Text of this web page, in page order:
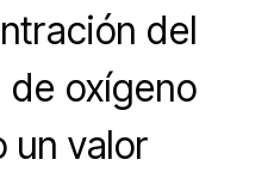
del
oxígeno
un valor